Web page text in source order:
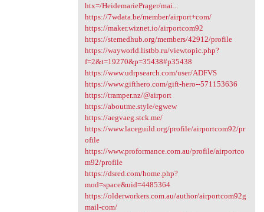
htx=/HeidemariePrager/mai...
https://7wdata.be/member/airport+com/
https://maker.wiznet.io/airportcom92
https://stemedhub.org/members/42912/profile
https://wayworld.listbb.ru/viewtopic.php?
f=2&t=19270&p=35438#p35438
https://www.udrpsearch.com/user/ADFVS
https://www.gifthero.com/gift-hero--571153636
https://tramper.nz/@airport
https://aboutme.style/egwew
https://aegvaeg.stck.me/
https://www.laceguild.org/profile/airportcom92/pr
ofile
https://www.proformance.com.au/profile/airportco
m92/profile
https://dsred.com/home.php?
mod=space&uid=4485364
https://olderworkers.com.au/author/airportcom92g
mail-com/